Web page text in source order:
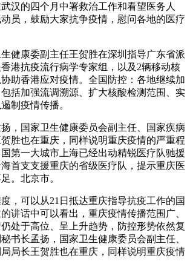
汉的四个月中署救治工作和看望医务人
员，鼓励大家抗争疫情，慰问各地的医疗
健康委副主任王贺胜在深圳指导广东省派
港抗疫流行病学专家组，以及2辆移动核
助香港应对疫情。全国防控：各地继续加
括加强流调溯源、扩大核酸检测范围、实
制疫情传播。
，国家卫生健康委员会副主任、国家疾病
胜也在重庆，同样说明重庆疫情的严重程
第一大城市上海已经出动精锐医疗队驰援
首支支援重庆的省级医疗队，提示重庆医
。北京市。
，可以从21日抵达重庆指导抗疫工作的国
讲话中可以看出，重庆疫情传播范围广、
处于高位、呈上升趋势，防控形势依然复
书长孟扬，国家卫生健康委员会副主任、
局长王贺胜也在重庆，同样说明重庆疫情